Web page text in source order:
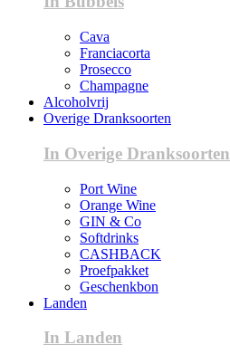
Cava
Franciacorta
Prosecco
Champagne
Alcoholvrij
Overige Dranksoorten
In Overige Dranksoorten
Port Wine
Orange Wine
GIN & Co
Softdrinks
CASHBACK
Proefpakket
Geschenkbon
Landen
In Landen